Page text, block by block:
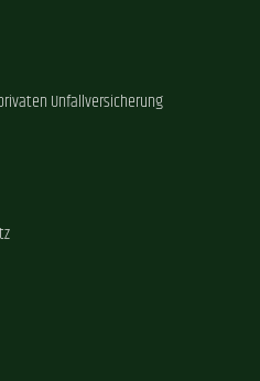
Unfallversicherung